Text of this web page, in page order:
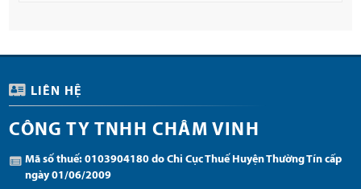
LIÊN HỆ
CÔNG TY TNHH CHÂM VINH
Mã số thuế: 0103904180 do Chi Cục Thuế Huyện Thường Tín cấp
ngày 01/06/2009